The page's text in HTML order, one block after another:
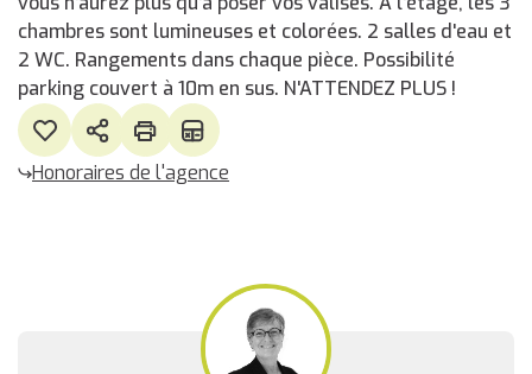
chambres sont lumineuses et colorées. 2 salles d'eau et
2 WC. Rangements dans chaque pièce. Possibilité
parking couvert à 10m en sus. N'ATTENDEZ PLUS !
Honoraires de l'agence